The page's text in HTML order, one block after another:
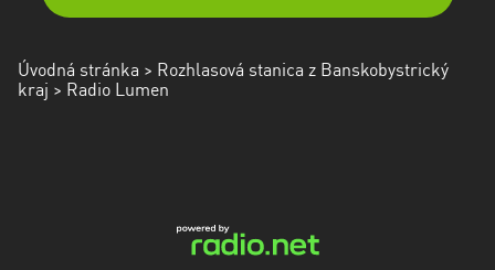
Úvodná stránka > Rozhlasová stanica z Banskobystrický
kraj > Radio Lumen